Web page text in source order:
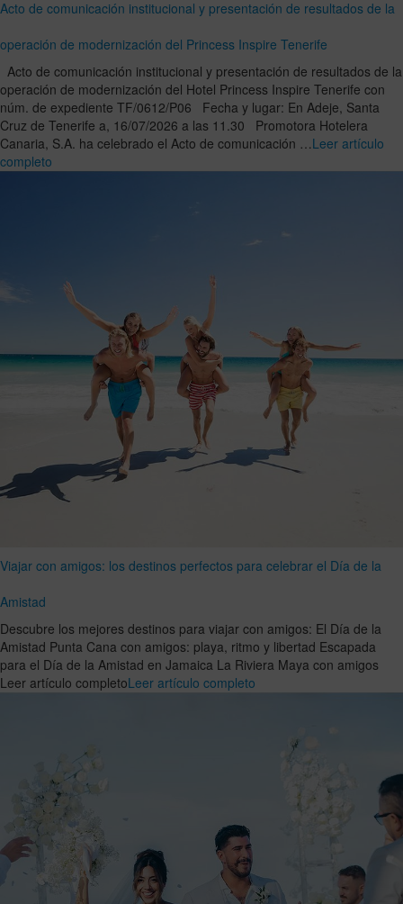
Acto de comunicación institucional y presentación de resultados de la
operación de modernización del Princess Inspire Tenerife
Acto de comunicación institucional y presentación de resultados de la
operación de modernización del Hotel Princess Inspire Tenerife con
núm. de expediente TF/0612/P06 Fecha y lugar: En Adeje, Santa
Cruz de Tenerife a, 16/07/2026 a las 11.30 Promotora Hotelera
Canaria, S.A. ha celebrado el Acto de comunicación …Leer artículo
completo
Viajar con amigos: los destinos perfectos para celebrar el Día de la
Amistad
Descubre los mejores destinos para viajar con amigos: El Día de la
Amistad Punta Cana con amigos: playa, ritmo y libertad Escapada
para el Día de la Amistad en Jamaica La Riviera Maya con amigos
Leer artículo completoLeer artículo completo